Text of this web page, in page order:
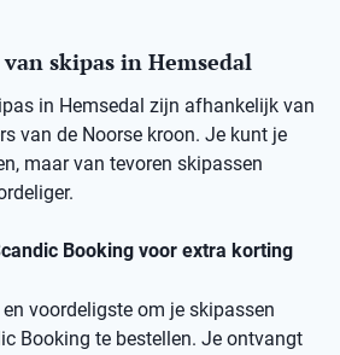
skipas in Hemsedal
in Hemsedal zijn afhankelijk van
van de Noorse kroon. Je kunt je
maar van tevoren skipassen
Booking voor extra korting
voordeligste om je skipassen
Booking te bestellen. Je ontvangt